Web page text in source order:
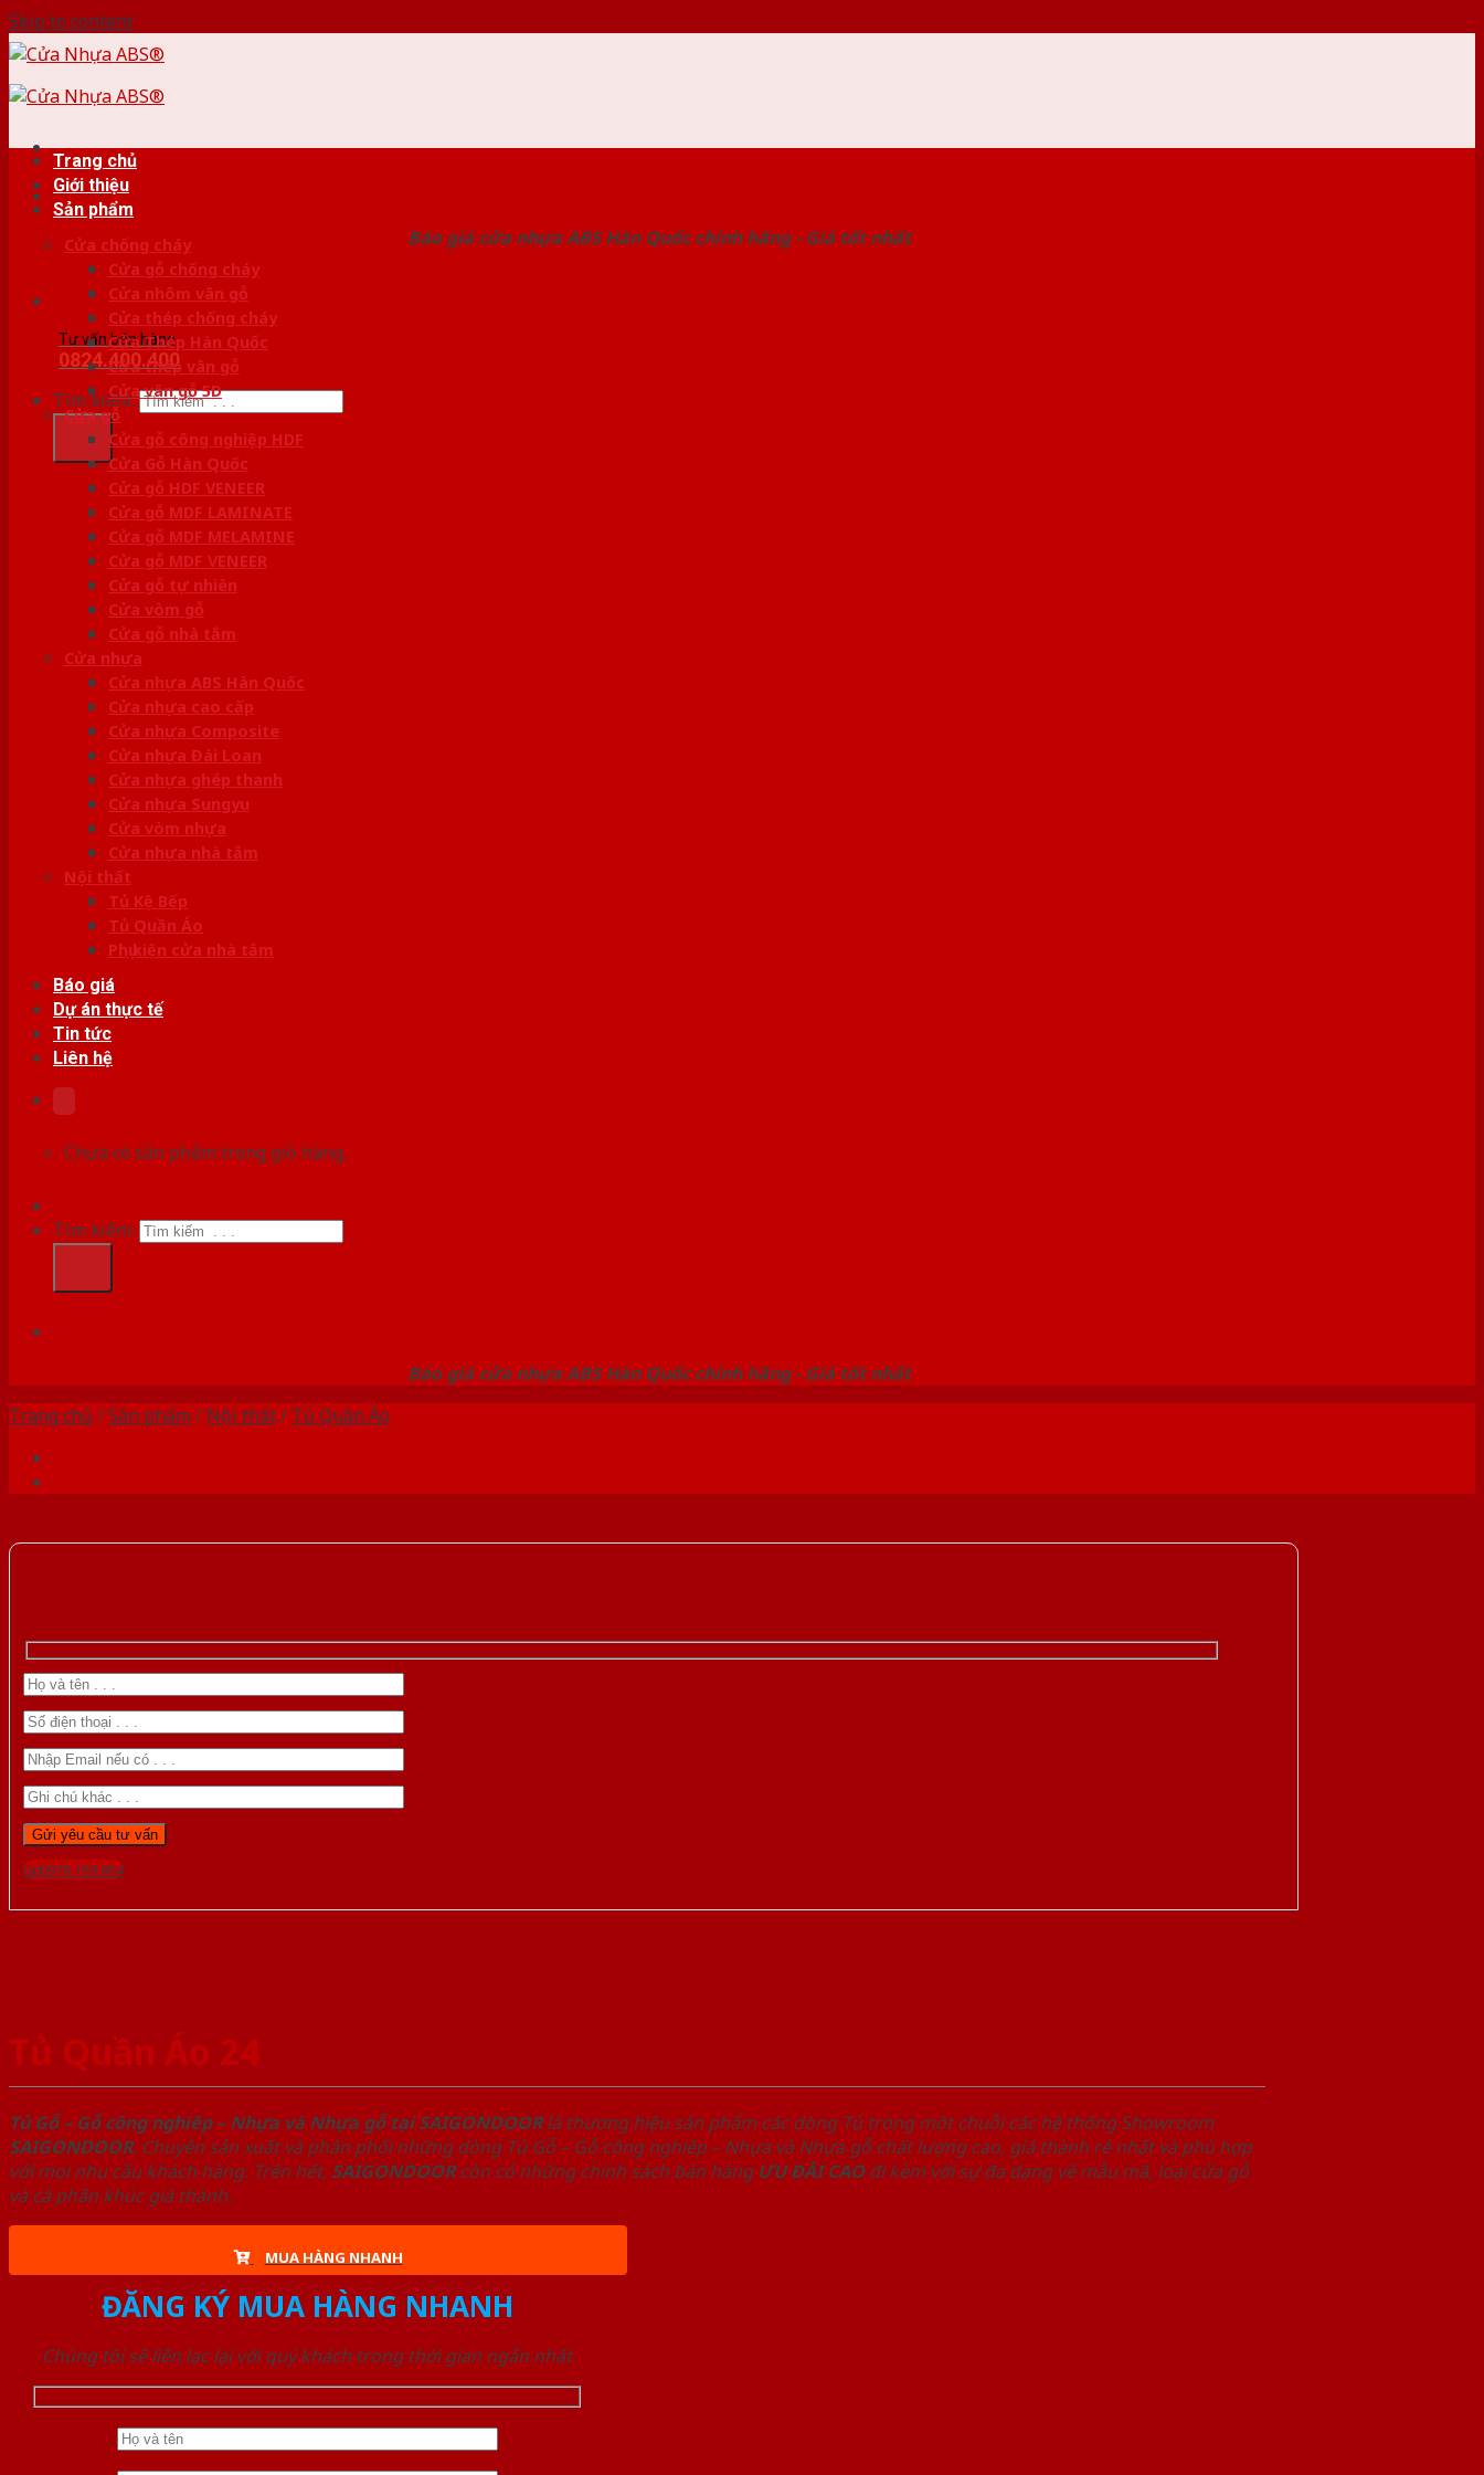
Skip to content
Báo giá cửa nhựa ABS Hàn Quốc chính hãng - Giá tốt nhất
Tư vấn bán hàng
0824.400.400
Tìm kiếm:
Trang chủ
Giới thiệu
Sản phẩm
Cửa chống cháy
Cửa gỗ chống cháy
Cửa nhôm vân gỗ
Cửa thép chống cháy
Cửa Thép Hàn Quốc
Cửa thép vân gỗ
Cửa vân gỗ 5D
Cửa gỗ
Cửa gỗ công nghiệp HDF
Cửa Gỗ Hàn Quốc
Cửa gỗ HDF VENEER
Cửa gỗ MDF LAMINATE
Cửa gỗ MDF MELAMINE
Cửa gỗ MDF VENEER
Cửa gỗ tự nhiên
Cửa vòm gỗ
Cửa gỗ nhà tắm
Cửa nhựa
Cửa nhựa ABS Hàn Quốc
Cửa nhựa cao cấp
Cửa nhựa Composite
Cửa nhựa Đài Loan
Cửa nhựa ghép thanh
Cửa nhựa Sungyu
Cửa vòm nhựa
Cửa nhựa nhà tắm
Nội thất
Tủ Kệ Bếp
Tủ Quần Áo
Phụ kiện cửa nhà tắm
Báo giá
Dự án thực tế
Tin tức
Liên hệ
Chưa có sản phẩm trong giỏ hàng.
Tìm kiếm:
Báo giá cửa nhựa ABS Hàn Quốc chính hãng - Giá tốt nhất
Trang chủ /Sản phẩm / Nội thất/ Tủ Quần Áo
Gọi 0976.169.864
Tủ Quần Áo 24
Tủ Gỗ – Gỗ công nghiêp – Nhựa và Nhựa gỗ tại SAIGONDOORlà thương hiệu sản phẩm các dòng Tủ trong một chuỗi các hệ thống Showroom
SAIGONDOOR. Chuyên sản xuất và phân phối những dòng Tủ Gỗ – Gỗ công nghiêp – Nhựa và Nhựa gỗ chất lượng cao, giá thành rẻ nhất và phù hợp
với mọi nhu cầu khách hàng. Trên hết, SAIGONDOORcòn có những chính sách bán hàng ƯU ĐÃI CAOđi kèm với sự đa dạng về mẫu mã, loại cửa gỗ
và cả phân khúc giá thành.
MUA HÀNG NHANH
ĐĂNG KÝ MUA HÀNG NHANH
Chúng tôi sẽ liên lạc lại với quý khách trong thời gian ngắn nhất